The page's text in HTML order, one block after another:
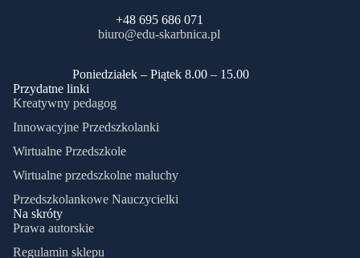
+48 695 686 071
biuro@edu-skarbnica.pl
​Poniedziałek – Piątek 8.00 – 15.00
Przydatne linki
Kreatywny pedagog
Innowacyjne Przedszkolanki
Wirtualne Przedszkole
Wirtualne przedszkolne maluchy
Przedszkolankowe Nauczycielki
Na skróty
Prawa autorskie
Regulamin sklepu